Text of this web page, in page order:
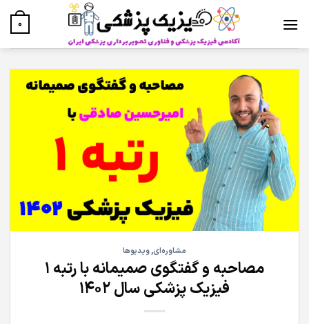
0
مشاوره‌ای,ویدیوها
مصاحبه و گفتگوی صمیمانه با رتبه 1
فیزیک پزشکی سال 1402